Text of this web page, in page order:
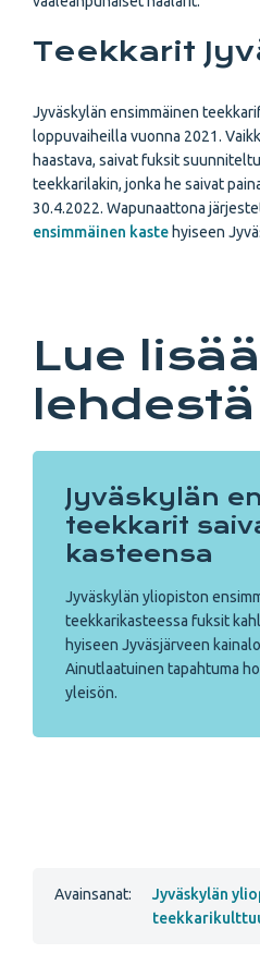
Teekkarit
Jyväskylän ensimmäinen
loppuvaiheilla vuonna 2021.
haastava, saivat fuksit
teekkarilakin, jonka he saivat
30.4.2022. Wapunaattona
ensimmäinen kaste hyiseen
Lue
lehdestä
Jyväskylän
teekkarit
kasteensa
Jyväskylän yliopiston
teekkarikasteessa fuksit
hyiseen Jyväsjärveen
Ainutlaatuinen tapahtuma
yleisön.
Avainsanat: Jyväskylän